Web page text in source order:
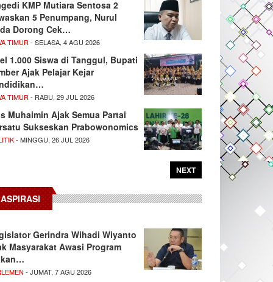
KMP Mutiara Sentosa 2
5 Penumpang, Nurul
Dorong Cek…
TIMUR - SELASA, 4 AGU 2026
1.000 Siswa di Tanggul, Bupati
Ajak Pelajar Kejar
TIMUR - RABU, 29 JUL 2026
Muhaimin Ajak Semua Partai
Sukseskan Prabowonomics
- MINGGU, 26 JUL 2026
NEXT
ASPIRASI
Gerindra Wihadi Wiyanto
Masyarakat Awasi Program
- JUMAT, 7 AGU 2026